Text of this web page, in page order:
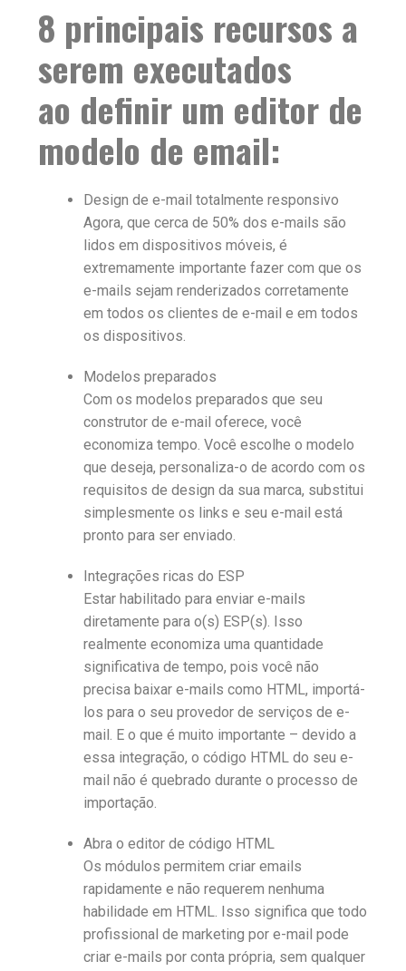
8 principais recursos a
serem executados
ao definir um editor de
modelo de email:
Design de e-mail totalmente responsivo
Agora, que cerca de 50% dos e-mails são
lidos em dispositivos móveis, é
extremamente importante fazer com que os
e-mails sejam renderizados corretamente
em todos os clientes de e-mail e em todos
os dispositivos.
Modelos preparados
Com os modelos preparados que seu
construtor de e-mail oferece, você
economiza tempo. Você escolhe o modelo
que deseja, personaliza-o de acordo com os
requisitos de design da sua marca, substitui
simplesmente os links e seu e-mail está
pronto para ser enviado.
Integrações ricas do ESP
Estar habilitado para enviar e-mails
diretamente para o(s) ESP(s). Isso
realmente economiza uma quantidade
significativa de tempo, pois você não
precisa baixar e-mails como HTML, importá-
los para o seu provedor de serviços de e-
mail. E o que é muito importante – devido a
essa integração, o código HTML do seu e-
mail não é quebrado durante o processo de
importação.
Abra o editor de código HTML
Os módulos permitem criar emails
rapidamente e não requerem nenhuma
habilidade em HTML. Isso significa que todo
profissional de marketing por e-mail pode
criar e-mails por conta própria, sem qualquer